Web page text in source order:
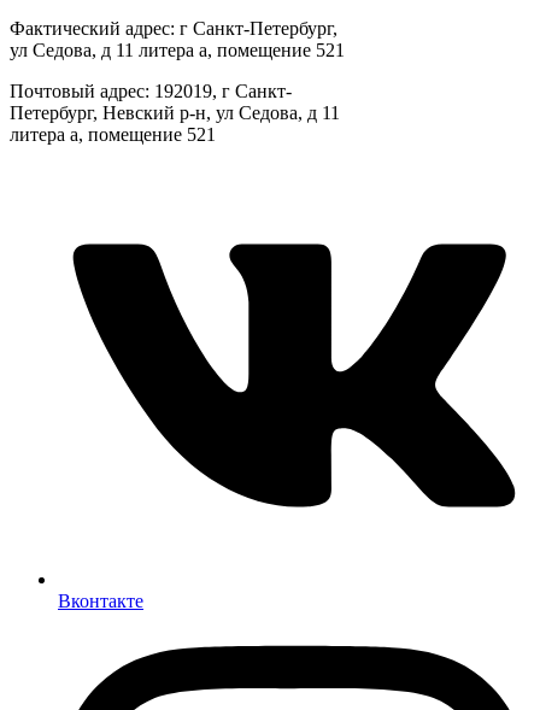
Фактический адрес: г Санкт-Петербург,
ул Седова, д 11 литера а, помещение 521
Почтовый адрес: 192019, г Санкт-
Петербург, Невский р-н, ул Седова, д 11
литера а, помещение 521
Вконтакте